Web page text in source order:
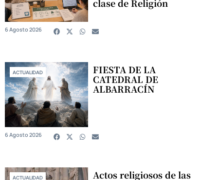
clase de Religión
6 Agosto 2026
ACTUALIDAD FIESTA DE LA
CATEDRAL DE
ALBARRACÍN
6 Agosto 2026
ACTUALIDAD Actos religiosos de las